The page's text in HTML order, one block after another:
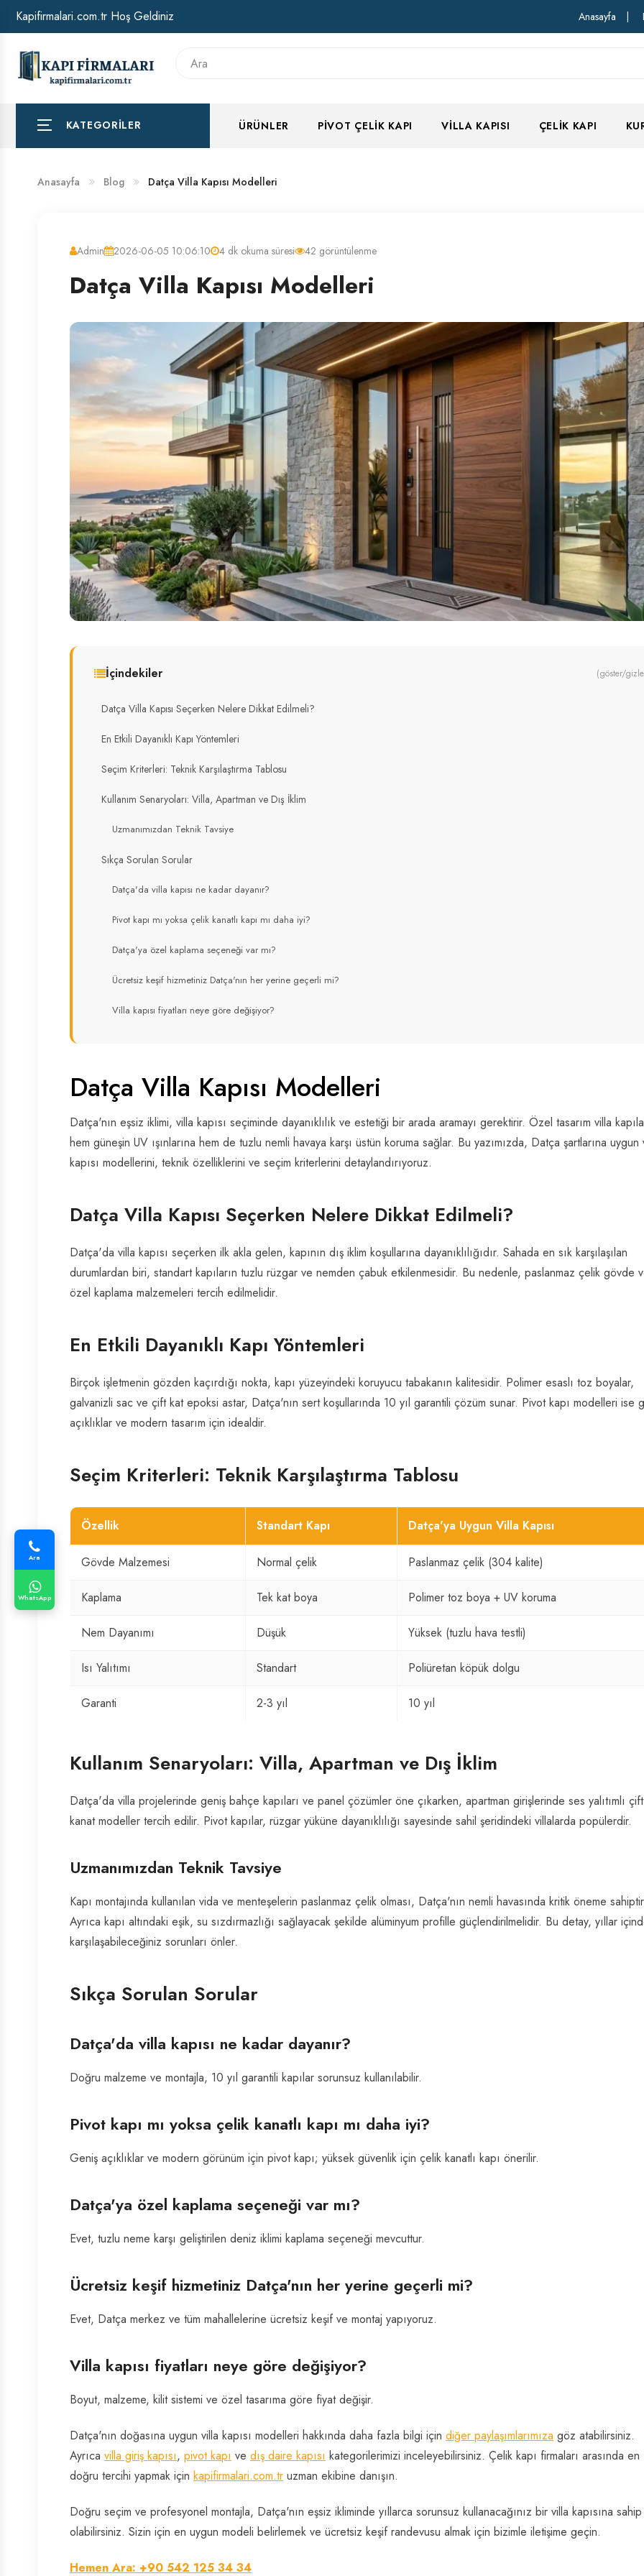
HAKKIMIZDA
BANKA HESAP NUMARALARIMIZ
Kapifirmalari.com.tr Hoş Geldiniz Anasayfa
KATEGORILER ÜRÜNLER PIVOT ÇELIK KAPI VILLA KAPISI ÇELIK KAPI
Anasayfa Blog Datça Villa Kapısı Modelleri
Admin 2026-06-05 10:06:10 4 dk okuma süresi 42 görüntülenme
Datça Villa Kapısı Modelleri
İçindekiler (göster/
Datça Villa Kapısı Seçerken Nelere Dikkat Edilmeli?
En Etkili Dayanıklı Kapı Yöntemleri
Seçim Kriterleri: Teknik Karşılaştırma Tablosu
Kullanım Senaryoları: Villa, Apartman ve Dış İklim
Uzmanımızdan Teknik Tavsiye
Sıkça Sorulan Sorular
Datça'da villa kapısı ne kadar dayanır?
Pivot kapı mı yoksa çelik kanatlı kapı mı daha iyi?
Datça'ya özel kaplama seçeneği var mı?
Ücretsiz keşif hizmetiniz Datça'nın her yerine geçerli mi?
Villa kapısı fiyatları neye göre değişiyor?
Datça Villa Kapısı Modelleri
Datça'nın eşsiz iklimi, villa kapısı seçiminde dayanıklılık ve estetiği bir arada aramayı gerektirir. Özel tasarım villa
hem güneşin UV ışınlarına hem de tuzlu nemli havaya karşı üstün koruma sağlar. Bu yazımızda, Datça şartlarına uygun
kapısı modellerini, teknik özelliklerini ve seçim kriterlerini detaylandırıyoruz.
Datça Villa Kapısı Seçerken Nelere Dikkat Edilmeli?
Datça'da villa kapısı seçerken ilk akla gelen, kapının dış iklim koşullarına dayanıklılığıdır. Sahada en sık karşılaşılan
durumlardan biri, standart kapıların tuzlu rüzgar ve nemden çabuk etkilenmesidir. Bu nedenle, paslanmaz çelik gövde
özel kaplama malzemeleri tercih edilmelidir.
En Etkili Dayanıklı Kapı Yöntemleri
Birçok işletmenin gözden kaçırdığı nokta, kapı yüzeyindeki koruyucu tabakanın kalitesidir. Polimer esaslı toz boyalar,
galvanizli sac ve çift kat epoksi astar, Datça'nın sert koşullarında 10 yıl garantili çözüm sunar. Pivot kapı modelleri ise
açıklıklar ve modern tasarım için idealdir.
Seçim Kriterleri: Teknik Karşılaştırma Tablosu
Özellik Standart Kapı Datça'ya Uygun Villa Kapısı
Gövde Malzemesi Normal çelik Paslanmaz çelik (304 kalite)
Kaplama Tek kat boya Polimer toz boya + UV koruma
Nem Dayanımı Düşük Yüksek (tuzlu hava testli)
Isı Yalıtımı Standart Poliüretan köpük dolgu
Garanti 2-3 yıl 10 yıl
Kullanım Senaryoları: Villa, Apartman ve Dış İklim
Datça'da villa projelerinde geniş bahçe kapıları ve panel çözümler öne çıkarken, apartman girişlerinde ses yalıtımlı çift
kanat modeller tercih edilir. Pivot kapılar, rüzgar yüküne dayanıklılığı sayesinde sahil şeridindeki villalarda popülerdir.
Uzmanımızdan Teknik Tavsiye
Kapı montajında kullanılan vida ve menteşelerin paslanmaz çelik olması, Datça'nın nemli havasında kritik öneme
Ayrıca kapı altındaki eşik, su sızdırmazlığı sağlayacak şekilde alüminyum profille güçlendirilmelidir. Bu detay, yıllar
karşılaşabileceğiniz sorunları önler.
Sıkça Sorulan Sorular
Datça'da villa kapısı ne kadar dayanır?
Doğru malzeme ve montajla, 10 yıl garantili kapılar sorunsuz kullanılabilir.
Pivot kapı mı yoksa çelik kanatlı kapı mı daha iyi?
Geniş açıklıklar ve modern görünüm için pivot kapı; yüksek güvenlik için çelik kanatlı kapı önerilir.
Datça'ya özel kaplama seçeneği var mı?
Evet, tuzlu neme karşı geliştirilen deniz iklimi kaplama seçeneği mevcuttur.
Ücretsiz keşif hizmetiniz Datça'nın her yerine geçerli mi?
Evet, Datça merkez ve tüm mahallelerine ücretsiz keşif ve montaj yapıyoruz.
Villa kapısı fiyatları neye göre değişiyor?
Boyut, malzeme, kilit sistemi ve özel tasarıma göre fiyat değişir.
Datça'nın doğasına uygun villa kapısı modelleri hakkında daha fazla bilgi için diğer paylaşımlarımıza göz atabilirsiniz.
Ayrıca villa giriş kapısı, pivot kapı ve dış daire kapısı kategorilerimizi inceleyebilirsiniz. Çelik kapı firmaları arasında en
doğru tercihi yapmak için kapifirmalari.com.tr uzman ekibine danışın.
Doğru seçim ve profesyonel montajla, Datça'nın eşsiz ikliminde yıllarca sorunsuz kullanacağınız bir villa kapısına sahip
olabilirsiniz. Sizin için en uygun modeli belirlemek ve ücretsiz keşif randevusu almak için bizimle iletişime geçin.
Hemen Ara: +90 542 125 34 34
Ara
WhatsApp